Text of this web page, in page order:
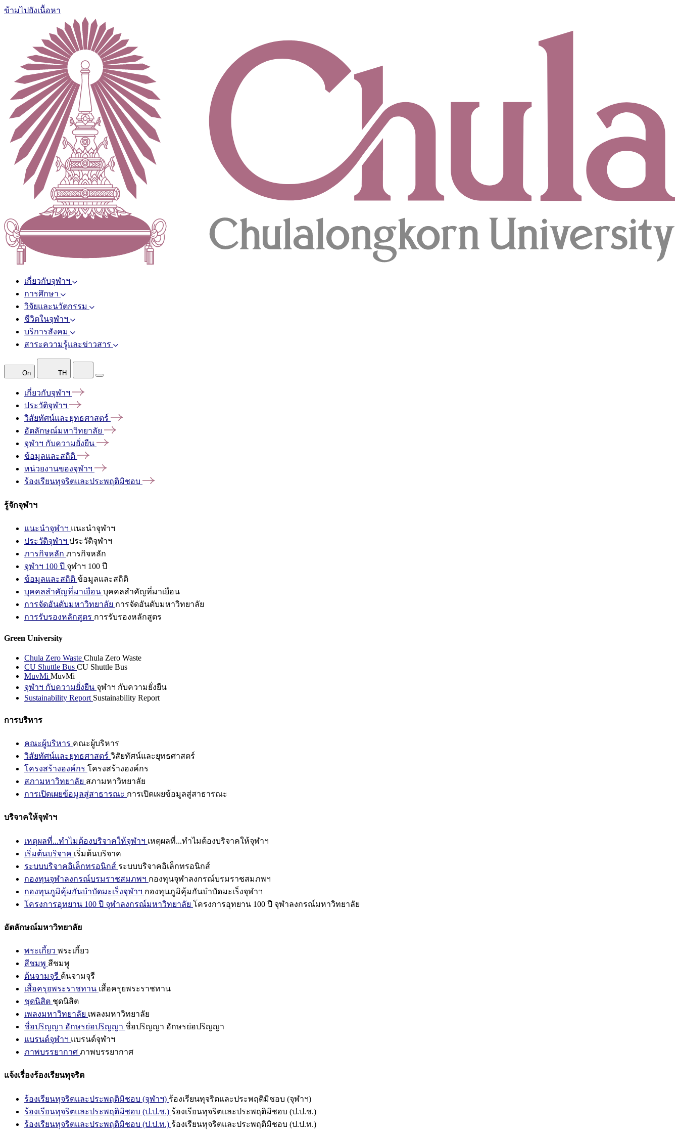
ข้ามไปยังเนื้อหา
เกี่ยวกับจุฬาฯ
การศึกษา
วิจัยและนวัตกรรม
ชีวิตในจุฬาฯ
บริการสังคม
สาระความรู้และข่าวสาร
On TH
เกี่ยวกับจุฬาฯ
ประวัติจุฬาฯ
วิสัยทัศน์และยุทธศาสตร์
อัตลักษณ์มหาวิทยาลัย
จุฬาฯ กับความยั่งยืน
ข้อมูลและสถิติ
หน่วยงานของจุฬาฯ
ร้องเรียนทุจริตและประพฤติมิชอบ
รู้จักจุฬาฯ
แนะนำจุฬาฯ แนะนำจุฬาฯ
ประวัติจุฬาฯ ประวัติจุฬาฯ
ภารกิจหลัก ภารกิจหลัก
จุฬาฯ 100 ปี จุฬาฯ 100 ปี
ข้อมูลและสถิติ ข้อมูลและสถิติ
บุคคลสำคัญที่มาเยือน บุคคลสำคัญที่มาเยือน
การจัดอันดับมหาวิทยาลัย การจัดอันดับมหาวิทยาลัย
การรับรองหลักสูตร การรับรองหลักสูตร
Green University
Chula Zero Waste Chula Zero Waste
CU Shuttle Bus CU Shuttle Bus
MuvMi MuvMi
จุฬาฯ กับความยั่งยืน จุฬาฯ กับความยั่งยืน
Sustainability Report Sustainability Report
การบริหาร
คณะผู้บริหาร คณะผู้บริหาร
วิสัยทัศน์และยุทธศาสตร์ วิสัยทัศน์และยุทธศาสตร์
โครงสร้างองค์กร โครงสร้างองค์กร
สภามหาวิทยาลัย สภามหาวิทยาลัย
การเปิดเผยข้อมูลสู่สาธารณะ การเปิดเผยข้อมูลสู่สาธารณะ
บริจาคให้จุฬาฯ
เหตุผลที่...ทำไมต้องบริจาคให้จุฬาฯ เหตุผลที่...ทำไมต้องบริจาคให้จุฬาฯ
เริ่มต้นบริจาค เริ่มต้นบริจาค
ระบบบริจาคอิเล็กทรอนิกส์ ระบบบริจาคอิเล็กทรอนิกส์
กองทุนจุฬาลงกรณ์บรมราชสมภพฯ กองทุนจุฬาลงกรณ์บรมราชสมภพฯ
กองทุนภูมิคุ้มกันบำบัดมะเร็งจุฬาฯ กองทุนภูมิคุ้มกันบำบัดมะเร็งจุฬาฯ
โครงการอุทยาน 100 ปี จุฬาลงกรณ์มหาวิทยาลัย โครงการอุทยาน 100 ปี จุฬาลงกรณ์มหาวิทยาลัย
อัตลักษณ์มหาวิทยาลัย
พระเกี้ยว พระเกี้ยว
สีชมพู สีชมพู
ต้นจามจุรี ต้นจามจุรี
เสื้อครุยพระราชทาน เสื้อครุยพระราชทาน
ชุดนิสิต ชุดนิสิต
เพลงมหาวิทยาลัย เพลงมหาวิทยาลัย
ชื่อปริญญา อักษรย่อปริญญา ชื่อปริญญา อักษรย่อปริญญา
แบรนด์จุฬาฯ แบรนด์จุฬาฯ
ภาพบรรยากาศ ภาพบรรยากาศ
แจ้งเรื่องร้องเรียนทุจริต
ร้องเรียนทุจริตและประพฤติมิชอบ (จุฬาฯ) ร้องเรียนทุจริตและประพฤติมิชอบ (จุฬาฯ)
ร้องเรียนทุจริตและประพฤติมิชอบ (ป.ป.ช.) ร้องเรียนทุจริตและประพฤติมิชอบ (ป.ป.ช.)
ร้องเรียนทุจริตและประพฤติมิชอบ (ป.ป.ท.) ร้องเรียนทุจริตและประพฤติมิชอบ (ป.ป.ท.)